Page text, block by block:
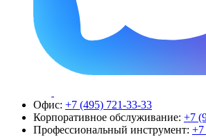
Офис: +7 (495) 721-33-33
Корпоративное обслуживание: +7
Профессиональный инструмент: +7